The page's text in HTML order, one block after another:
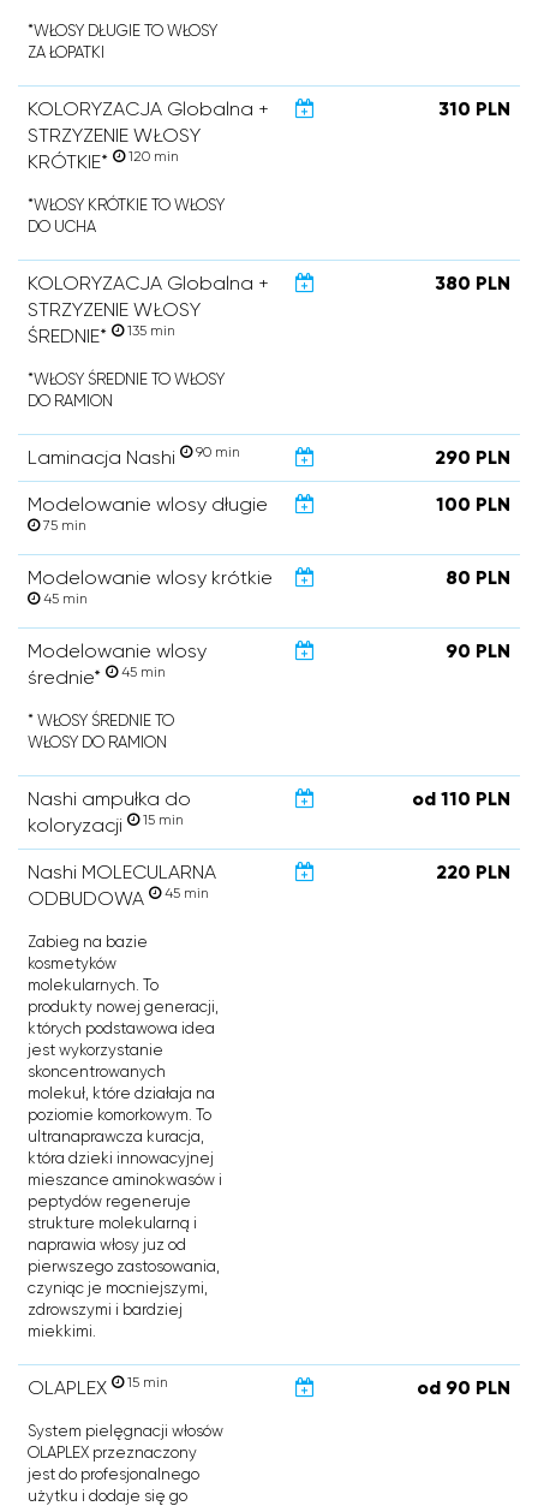
*WŁOSY DŁUGIE TO WŁOSY
ZA ŁOPATKI
KOLORYZACJA Globalna +
STRZYZENIE WŁOSY
KRÓTKIE*
120 min
310 PLN
*WŁOSY KRÓTKIE TO WŁOSY
DO UCHA
KOLORYZACJA Globalna +
STRZYZENIE WŁOSY
ŚREDNIE*
135 min
380 PLN
*WŁOSY ŚREDNIE TO WŁOSY
DO RAMION
Laminacja Nashi 90 min 290 PLN
Modelowanie wlosy długie
75 min
100 PLN
Modelowanie wlosy krótkie
45 min
80 PLN
Modelowanie wlosy
średnie*
45 min
90 PLN
* WŁOSY ŚREDNIE TO
WŁOSY DO RAMION
Nashi ampułka do
koloryzacji
15 min
od 110 PLN
Nashi MOLECULARNA
ODBUDOWA
45 min
220 PLN
Zabieg na bazie
kosmetyków
molekularnych. To
produkty nowej generacji,
których podstawowa idea
jest wykorzystanie
skoncentrowanych
molekuł, które działaja na
poziomie komorkowym. To
ultranaprawcza kuracja,
która dzieki innowacyjnej
mieszance aminokwasów i
peptydów regeneruje
strukture molekularną i
naprawia włosy juz od
pierwszego zastosowania,
czyniąc je mocniejszymi,
zdrowszymi i bardziej
miekkimi.
OLAPLEX 15 min od 90 PLN
System pielęgnacji włosów
OLAPLEX przeznaczony
jest do profesjonalnego
użytku i dodaje się go